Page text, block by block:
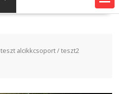
teszt alcikkcsoport/ teszt2